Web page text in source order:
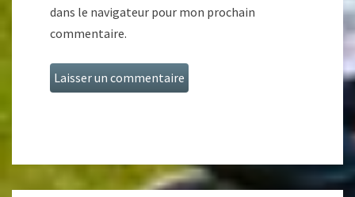
dans le navigateur pour mon prochain
commentaire.